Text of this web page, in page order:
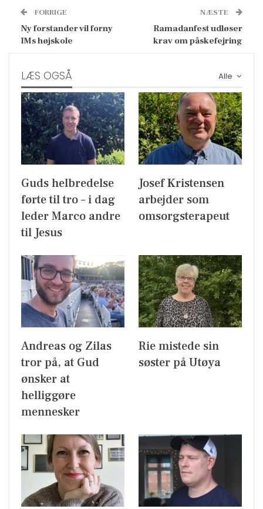
FORRIGE
Ny forstander vil forny
IMs højskole
NÆSTE
Ramadanfest udløser
krav om påskefejring
Alle
LÆS OGSÅ
Guds helbredelse
førte til tro – i dag
leder Marco andre
til Jesus
Josef Kristensen
arbejder som
omsorgsterapeut
Andreas og Zilas
tror på, at Gud
ønsker at
helliggøre
mennesker
Rie mistede sin
søster på Utøya